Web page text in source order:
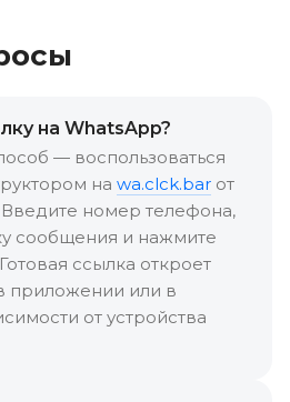
на WhatsApp?
— воспользоваться
на wa.clck.bar от
номер телефона,
сообщения и нажмите
ссылка откроет
приложении или в
от устройства